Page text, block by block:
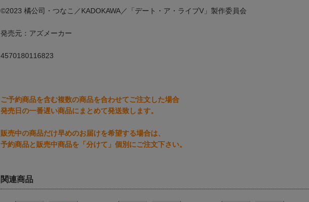
©2023 橘公司・つなこ／KADOKAWA／「デート・ア・ライブV」製作委員会
発売元：アズメーカー
4570180116823
ご予約商品を含む複数の商品を合わせてご注文した場合
発売日の一番遅い商品にまとめて発送致します。
販売中の商品だけ早めのお届けを希望する場合は、
予約商品と販売中商品を「分けて」個別にご注文下さい。
関連商品